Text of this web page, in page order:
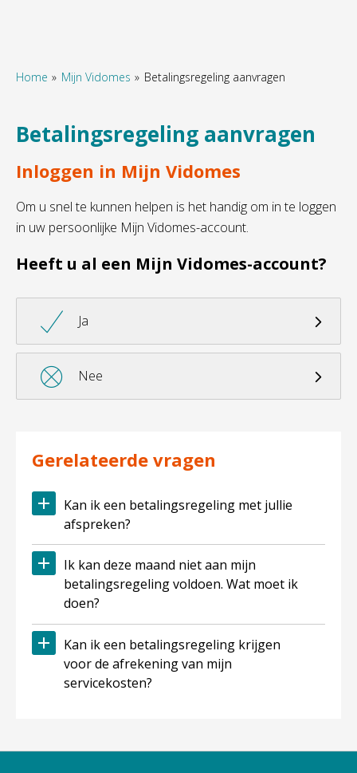
Naar hoofdinhoud
Naar hoofdnavigatiemenu
Naar zoeken
Home Mijn Vidomes Betalingsregeling aanvragen
Betalingsregeling aanvragen
Inloggen in Mijn Vidomes
Om u snel te kunnen helpen is het handig om in te loggen
in uw persoonlijke Mijn Vidomes-account.
Heeft u al een Mijn Vidomes-account?
 Ja
 Nee
Gerelateerde vragen
Kan ik een betalingsregeling met jullie
afspreken?
Ik kan deze maand niet aan mijn
betalingsregeling voldoen. Wat moet ik
doen?
Kan ik een betalingsregeling krijgen
voor de afrekening van mijn
servicekosten?